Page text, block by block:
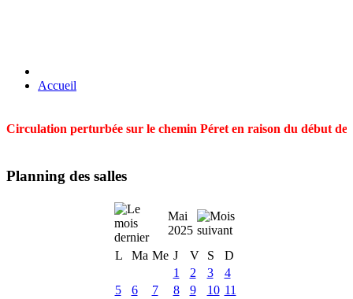
Accueil
Circulation perturbée sur le chemin Péret en raison du début
Planning des salles
Mai
2025
L
Ma Me J V S
D
1
2 3
4
5
6 7 8 9 10 11